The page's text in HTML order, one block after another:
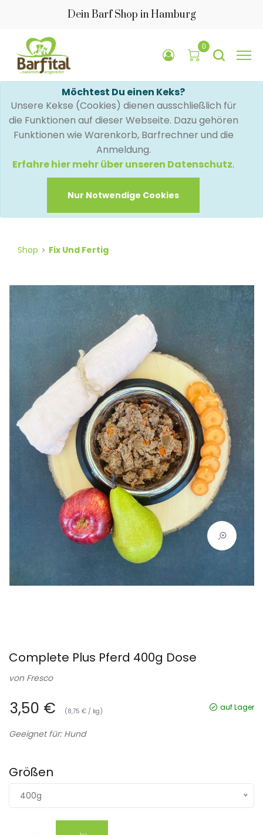
Dein Barf Shop in Hamburg
0
Möchtest Du einen Keks?
Unsere Kekse (Cookies) dienen ausschließlich für
die Funktionen auf dieser Webseite. Dazu gehören
Funktionen wie Warenkorb, Barfrechner und die
Anmeldung.
Erfahre hier mehr über unseren Datenschutz.
Nur Notwendige Cookies
Shop Fix Und Fertig
Complete Plus Pferd 400g Dose
von Fresco
3,50 € (8,75 € / kg) auf Lager
Geeignet für: Hund
Größen
400g